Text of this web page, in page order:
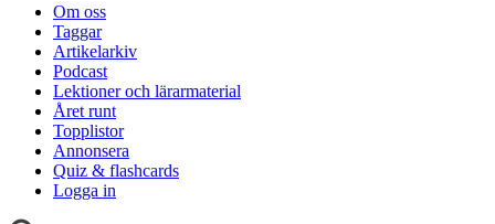
Om oss
Taggar
Artikelarkiv
Podcast
Lektioner och lärarmaterial
Året runt
Topplistor
Annonsera
Quiz & flashcards
Logga in